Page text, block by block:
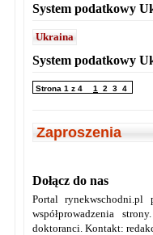
System podatkowy
Ukraina
System podatkowy
Strona 1 z 4 1 2 3 4
Zaproszenia
Dołącz do nas
Portal rynekwschodni.pl
współprowadzenia
doktoranci. Kontakt: